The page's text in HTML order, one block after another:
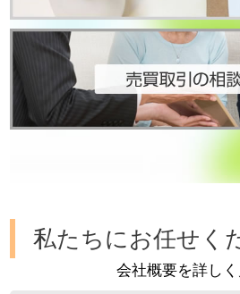
私たちにお任せく
会社概要を詳し